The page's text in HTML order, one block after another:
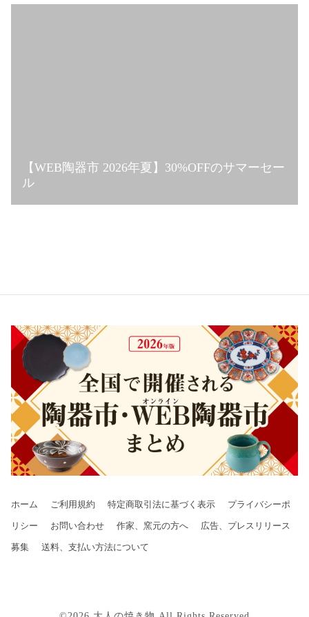
【WEB陶器市 2026年夏】30%OFFのサマーセー
ル
ホーム ご利用規約 特定商取引法に基づく表示 プライバシーポ
リシー お問い合わせ 作家、窯元の方へ 広告、プレスリリース
募集 送料、支払い方法について